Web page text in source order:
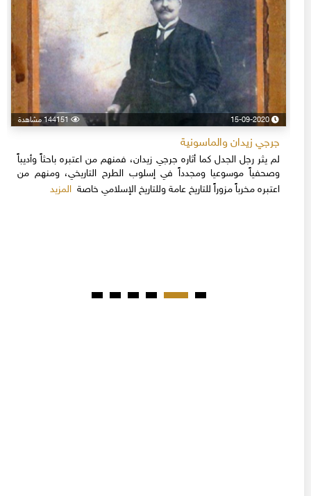
15-09-2020 144151 مشاهدة
جرجي زيدان والماسونية
لم يثر رجل الجدل كما أثاره جرجي زيدان، فمنهم من اعتبره باحثاً وأديباً
وصحفياً موسوعيا ومجدداً في إسلوب الطرح التاريخي، ومنهم من
اعتبره مخرباً مزوراً للتاريخ عامة وللتاريخ الإسلامي خاصةالمزيد